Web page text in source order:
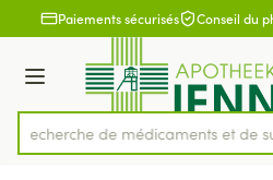
Aller au contenu
1 de 1
Paiements sécurisés Conseil du
Menu
Rechercher
Recherche de médicamen